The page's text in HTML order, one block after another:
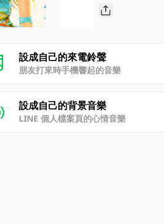
設成自己的來電鈴聲
朋友打來時手機響起的音樂
設成自己的背景音樂
LINE 個人檔案頁的心情音樂